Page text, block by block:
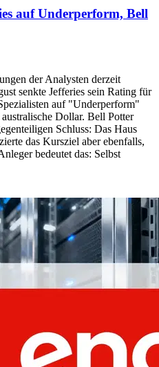
auf Underperform, Bell
der Analysten derzeit
senkte Jefferies sein Rating für
auf "Underperform"
Dollar. Bell Potter
Schluss: Das Haus
das Kursziel aber ebenfalls,
bedeutet das: Selbst